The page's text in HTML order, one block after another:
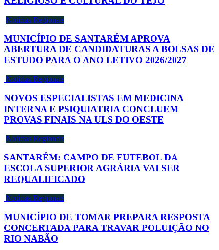
Notícias Regionais
MUNICÍPIO DE SANTARÉM APROVA
ABERTURA DE CANDIDATURAS A BOLSAS DE
ESTUDO PARA O ANO LETIVO 2026/2027
Notícias Regionais
NOVOS ESPECIALISTAS EM MEDICINA
INTERNA E PSIQUIATRIA CONCLUEM
PROVAS FINAIS NA ULS DO OESTE
Notícias Regionais
SANTARÉM: CAMPO DE FUTEBOL DA
ESCOLA SUPERIOR AGRÁRIA VAI SER
REQUALIFICADO
Notícias Regionais
MUNICÍPIO DE TOMAR PREPARA RESPOSTA
CONCERTADA PARA TRAVAR POLUIÇÃO NO
RIO NABÃO